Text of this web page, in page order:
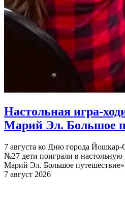
Настольная игра-
Марий Эл. Большое
7 августа ко Дню города
№27 дети поиграли в настольную
Марий Эл. Большое
7 август 2026